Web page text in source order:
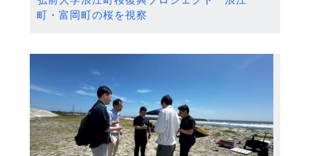
町・富岡町の桜を視察